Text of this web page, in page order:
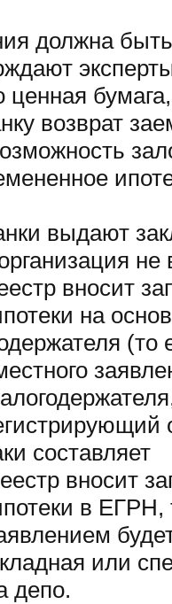
должна быть
возврат
выдают
не
вносит
на
(то
составляет
вносит
в ЕГРН,
или
депо.